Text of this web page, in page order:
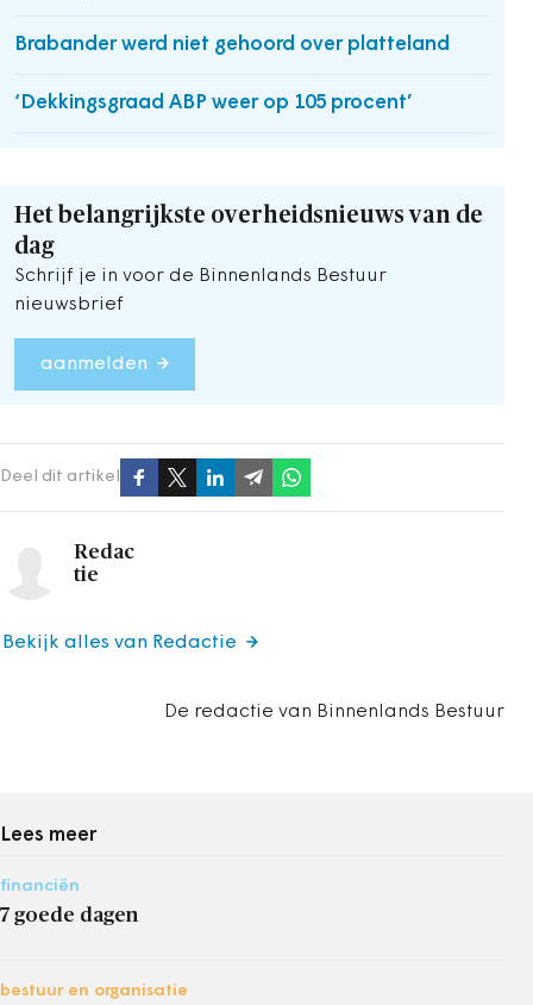
Brabander werd niet gehoord over platteland
‘Dekkingsgraad ABP weer op 105 procent’
Het belangrijkste overheidsnieuws van de
dag
Schrijf je in voor de Binnenlands Bestuur
nieuwsbrief
aanmelden
Deel dit artikel
Redac
tie
De redactie van Binnenlands Bestuur
Bekijk alles van Redactie
Lees meer
financiën
7 goede dagen
bestuur en organisatie